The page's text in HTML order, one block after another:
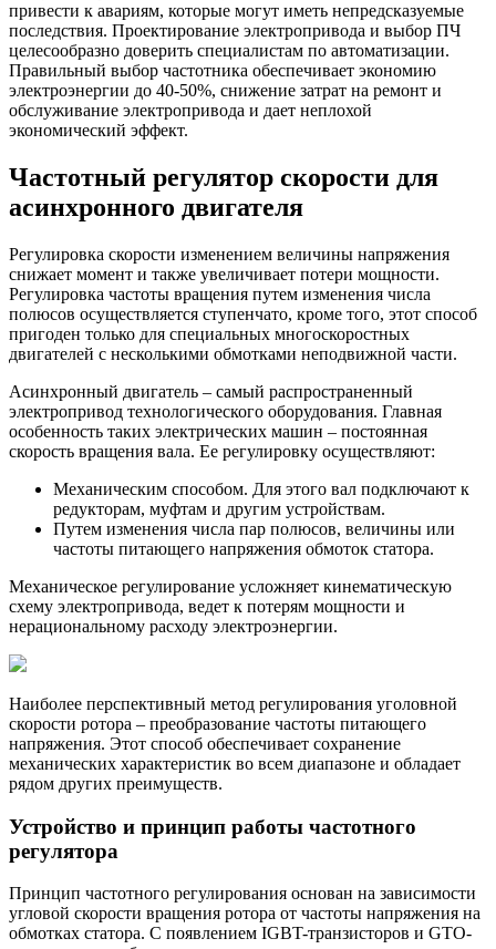
привести к авариям, которые могут иметь непредсказуемые
последствия. Проектирование электропривода и выбор ПЧ
целесообразно доверить специалистам по автоматизации.
Правильный выбор частотника обеспечивает экономию
электроэнергии до 40-50%, снижение затрат на ремонт и
обслуживание электропривода и дает неплохой
экономический эффект.
Частотный регулятор скорости для
асинхронного двигателя
Регулировка скорости изменением величины напряжения
снижает момент и также увеличивает потери мощности.
Регулировка частоты вращения путем изменения числа
полюсов осуществляется ступенчато, кроме того, этот способ
пригоден только для специальных многоскоростных
двигателей с несколькими обмотками неподвижной части.
Асинхронный двигатель – самый распространенный
электропривод технологического оборудования. Главная
особенность таких электрических машин – постоянная
скорость вращения вала. Ее регулировку осуществляют:
Механическим способом. Для этого вал подключают к
редукторам, муфтам и другим устройствам.
Путем изменения числа пар полюсов, величины или
частоты питающего напряжения обмоток статора.
Механическое регулирование усложняет кинематическую
схему электропривода, ведет к потерям мощности и
нерациональному расходу электроэнергии.
Наиболее перспективный метод регулирования уголовной
скорости ротора – преобразование частоты питающего
напряжения. Этот способ обеспечивает сохранение
механических характеристик во всем диапазоне и обладает
рядом других преимуществ.
Устройство и принцип работы частотного
регулятора
Принцип частотного регулирования основан на зависимости
угловой скорости вращения ротора от частоты напряжения на
обмотках статора. С появлением IGBT-транзисторов и GTO-